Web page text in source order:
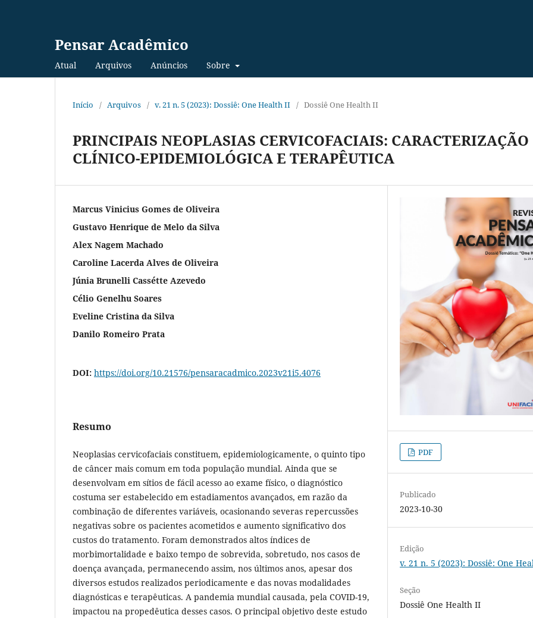
Pensar Acadêmico
Atual Arquivos Anúncios Sobre
Início / Arquivos / v. 21 n. 5 (2023): Dossiê: One Health II / Dossiê One Health II
PRINCIPAIS NEOPLASIAS CERVICOFACIAIS: CARACTERIZAÇÃO
CLÍNICO-EPIDEMIOLÓGICA E TERAPÊUTICA
Marcus Vinicius Gomes de Oliveira
Gustavo Henrique de Melo da Silva
Alex Nagem Machado
Caroline Lacerda Alves de Oliveira
Júnia Brunelli Cassétte Azevedo
Célio Genelhu Soares
Eveline Cristina da Silva
Danilo Romeiro Prata
DOI: https://doi.org/10.21576/pensaracadmico.2023v21i5.4076
Resumo
Neoplasias cervicofaciais constituem, epidemiologicamente, o quinto tipo
de câncer mais comum em toda população mundial. Ainda que se
desenvolvam em sítios de fácil acesso ao exame físico, o diagnóstico
costuma ser estabelecido em estadiamentos avançados, em razão da
combinação de diferentes variáveis, ocasionando severas repercussões
negativas sobre os pacientes acometidos e aumento significativo dos
custos do tratamento. Foram demonstrados altos índices de
morbimortalidade e baixo tempo de sobrevida, sobretudo, nos casos de
doença avançada, permanecendo assim, nos últimos anos, apesar dos
diversos estudos realizados periodicamente e das novas modalidades
diagnósticas e terapêuticas. A pandemia mundial causada, pela COVID-19,
impactou na propedêutica desses casos. O principal objetivo deste estudo
PDF
Publicado
2023-10-30
Edição
v. 21 n. 5 (2023): Dossiê: One
Seção
Dossiê One Health II